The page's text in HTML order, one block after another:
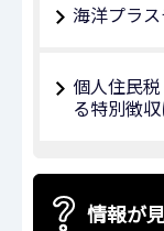
海洋プラ
個人住民
る特別徴
情報が